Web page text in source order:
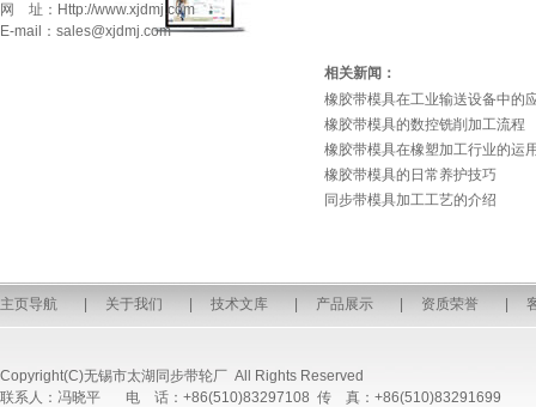
网 址：Http://www.xjdmj.com
E-mail：sales@xjdmj.com
相关新闻：
橡胶带模具在工业输送设备中的
橡胶带模具的数控铣削加工流程
橡胶带模具在橡塑加工行业的运
橡胶带模具的日常养护技巧
同步带模具加工工艺的介绍
主页导航 关于我们 技术文库 产品展示 资质荣誉
Copyright(C)无锡市太湖同步带轮厂 All Rights Reserved
联系人：冯晓平 电 话：+86(510)83297108 传 真：+86(510)83291699